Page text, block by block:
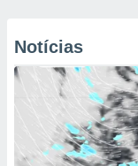
Notícias